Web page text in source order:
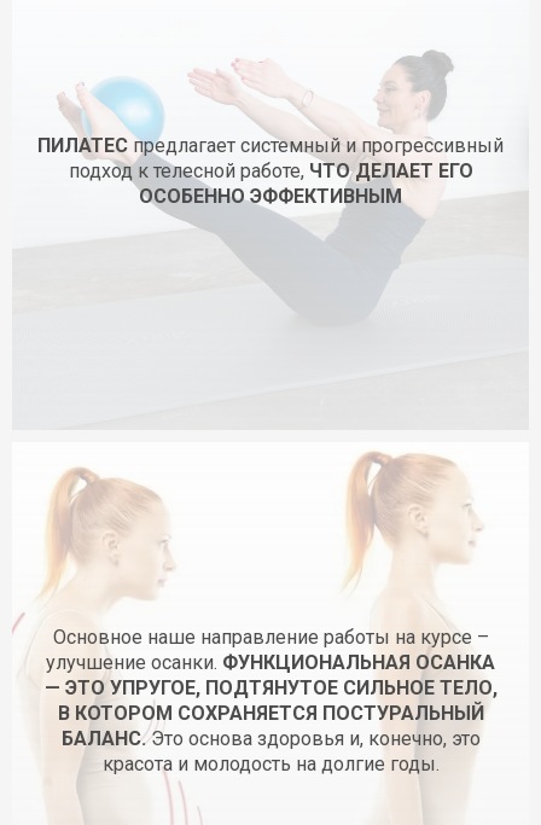
ПИЛАТЕС предлагает системный и прогрессивный
подход к телесной работе, ЧТО ДЕЛАЕТ ЕГО
ОСОБЕННО ЭФФЕКТИВНЫМ
Основное наше направление работы на курсе –
улучшение осанки. ФУНКЦИОНАЛЬНАЯ ОСАНКА
— ЭТО УПРУГОЕ, ПОДТЯНУТОЕ СИЛЬНОЕ ТЕЛО,
В КОТОРОМ СОХРАНЯЕТСЯ ПОСТУРАЛЬНЫЙ
БАЛАНС.Это основа здоровья и, конечно, это
красота и молодость на долгие годы.